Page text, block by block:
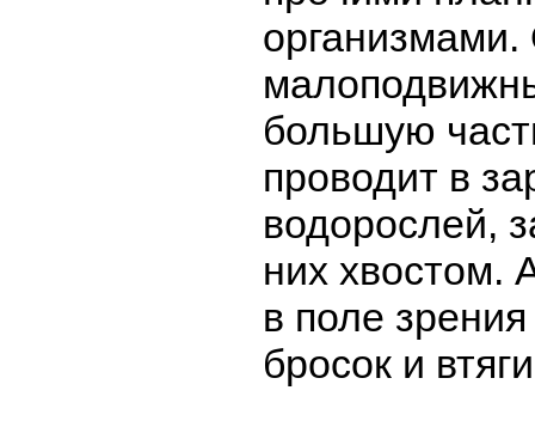
организмами.
большую
проводит в
водорослей,
них хвостом.
в поле
бросок и